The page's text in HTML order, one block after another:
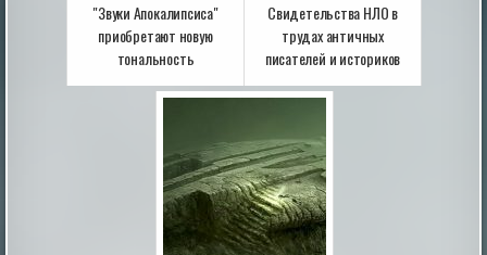
"Звуки Апокалипсиса"
приобретают новую
тональность
Свидетельства НЛО в
трудах античных
писателей и историков